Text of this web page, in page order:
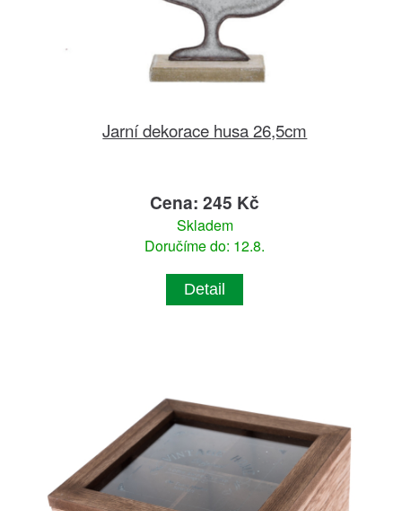
Jarní dekorace husa 26,5cm
Cena: 245 Kč
Skladem
Doručíme do: 12.8.
Detail